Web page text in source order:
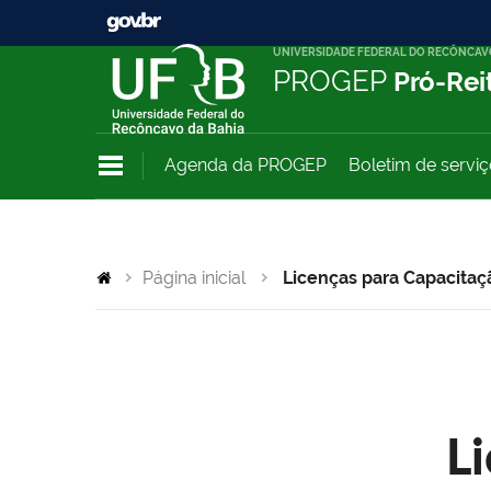
UNIVERSIDADE FEDERAL DO
PROGEP Pró-
Agenda da PROGEP Boletim de
Página inicial Licenças para